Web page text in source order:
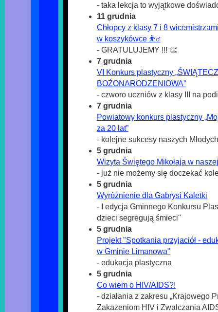
- taka lekcja to wyjątkowe
11 grudnia
Chłopcy z klasy 7 i 8
w koszykówce ⛹️‍♂️
- GRATULUJEMY !!! 👏
7 grudnia
VI Konkurs plastyczny
BOŻONARODZENIOWA”
- czworo uczniów z klasy III na
7 grudnia
Powiatowy konkurs plastyczny
za 20 lat”
- kolejne sukcesy naszych
5 grudnia
Wizyta Świętego Mikołaja w
- już nie możemy się doczekać
5 grudnia
Wyróżnienie dla Gabrysi Kaletki
- I edycja Gminnego Konkursu
dzieci segregują śmieci"
5 grudnia
Projekt "Spotkania przyjaciół -
w Gminie Limanowa"
- edukacja plastyczna
5 grudnia
Co wiem o HIV/AIDS?!
- działania z zakresu „Krajowego
Zakażeniom HIV i Zwalczania